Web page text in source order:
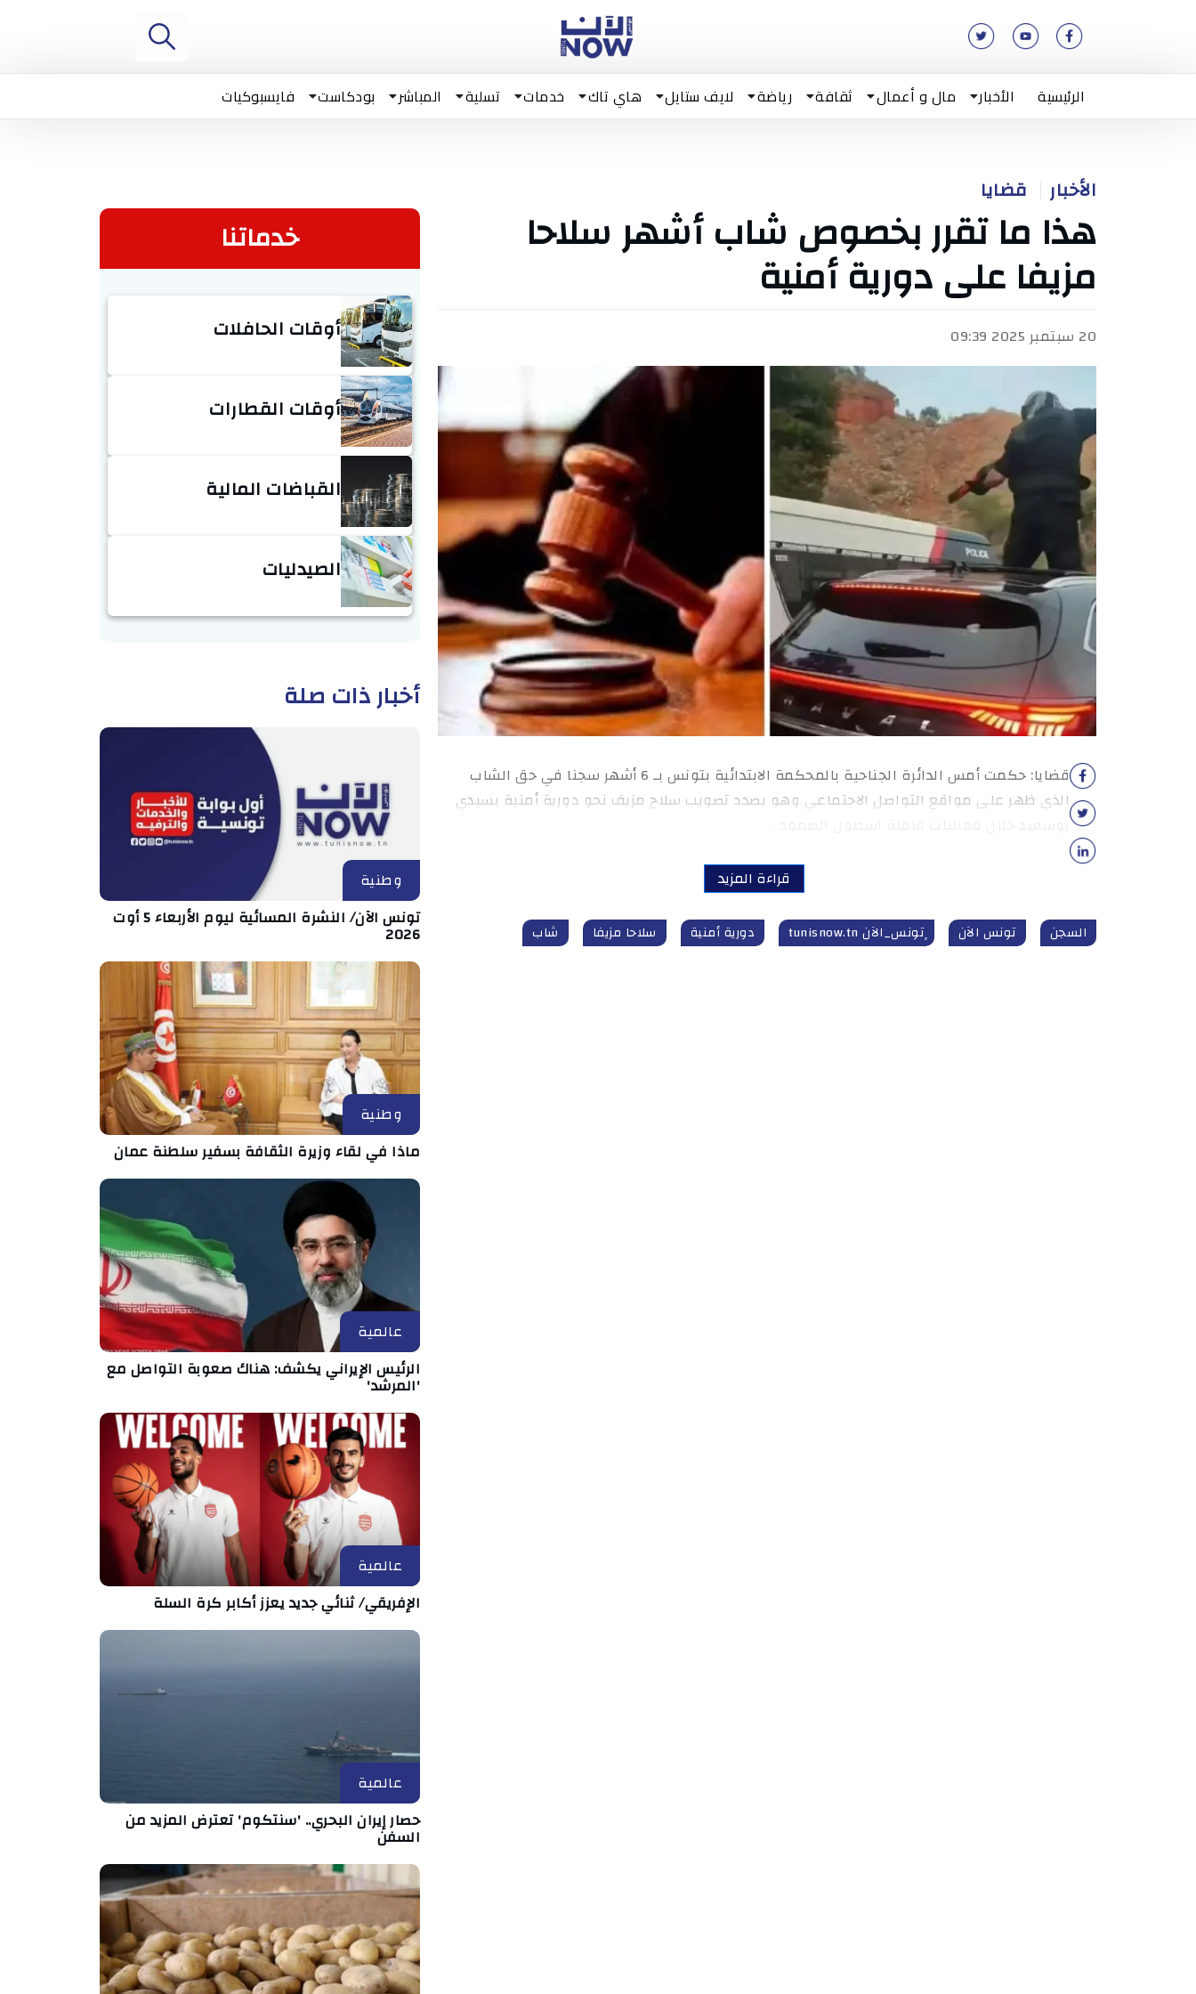
الرئيسية الأخبار مال و أعمال ثقافة رياضة لايف ستايل هاي تاك خدمات تسلية المباشر بودكاست فايسبوكيات
الأخبار قضايا
هذا ما تقرر بخصوص شاب أشهر سلاحا
مزيفا على دورية أمنية
20 سبتمبر 2025 09:39
قضايا: حكمت أمس الدائرة الجناحية بالمحكمة الابتدائية بتونس بـ 6 أشهر سجنا في حق الشاب
الذي ظهر على مواقع التواصل الاجتماعي وهو بصدد تصويب سلاح مزيف نحو دورية أمنية بسيدي
قراءة المزيد
السجن تونس الآن ٍتونس_الآن tunisnow.tn دورية أمنية سلاحا مزيفا شاب
خدماتنا
أوقات الحافلات
أوقات القطارات
القباضات المالية
الصيدليات
أخبار ذات صلة
وطنية
تونس الآن/ النشرة المسائية ليوم الأربعاء 5 أوت
2026
وطنية
ماذا في لقاء وزيرة الثقافة بسفير سلطنة عمان
عالمية
الرئيس الإيراني يكشف: هناك صعوبة التواصل مع
'المرشد'
عالمية
الإفريقي/ ثنائي جديد يعزز أكابر كرة السلة
عالمية
حصار إيران البحري.. 'سنتكوم' تعترض المزيد من
السفن